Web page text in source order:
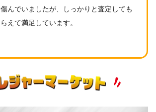
傷んでいましたが、しっかりと査定しても
らえて満足しています。